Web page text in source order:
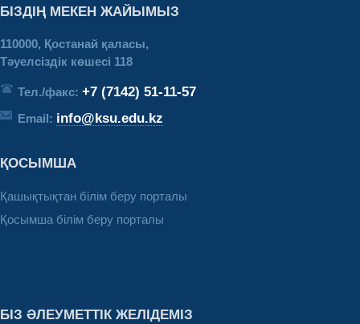
БІЗДІҢ МЕКЕН ЖАЙЫМЫЗ
110000, Қостанай қаласы,
Тәуелсіздік көшесі 118
Тел./факс: +7 (7142) 51-11-57
Email: info@ksu.edu.kz
ҚОСЫМША
Қашықтықтан білім беру порталы
Қосымша білім беру порталы
БІЗ ӘЛЕУМЕТТІК ЖЕЛІДЕМІЗ